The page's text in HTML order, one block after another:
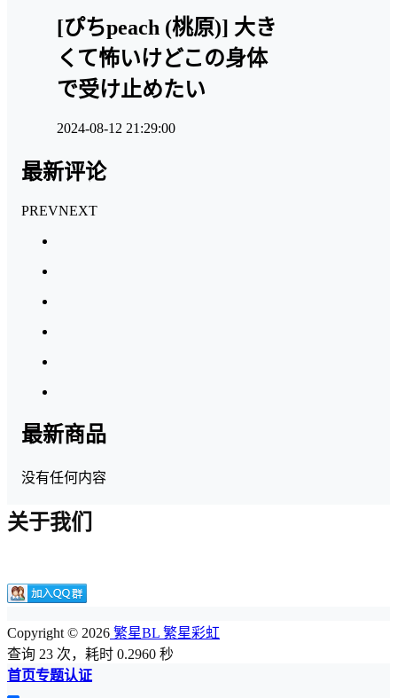
[ぴちpeach (桃原)] 大き
くて怖いけどこの身体
で受け止めたい
2024-08-12 21:29:00
最新评论
PREVNEXT
最新商品
没有任何内容
关于我们
Copyright © 2026 繁星BL 繁星彩虹
查询 23 次，耗时 0.2960 秒
首页专题认证